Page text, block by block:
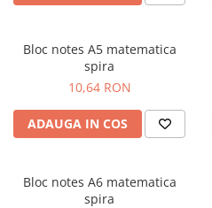
Bloc notes A5 matematica
spira
10,64 RON
ADAUGA IN COS
Bloc notes A6 matematica
spira